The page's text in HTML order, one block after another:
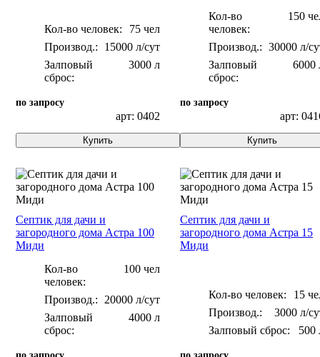
Кол-во человек:
75 чел
15000 л/сут
Залповый
сброс:
3000 л
по запросу
арт: 0402
Купить
Кол-во
человек:
150
30000 л/
Залповый
сброс:
6000
по запросу
арт:
Купить
Септик для дачи и
загородного дома Астра 100
Миди
Кол-во
человек:
100 чел
20000 л/сут
Залповый
сброс:
4000 л
Септик для дачи и
загородного дома Астра 15
Миди
Кол-во человек:
15
3000 л/
Залповый сброс:
500